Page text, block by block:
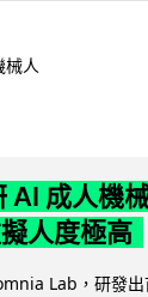
械人
AI 成人機
人度極高
Lab，研發